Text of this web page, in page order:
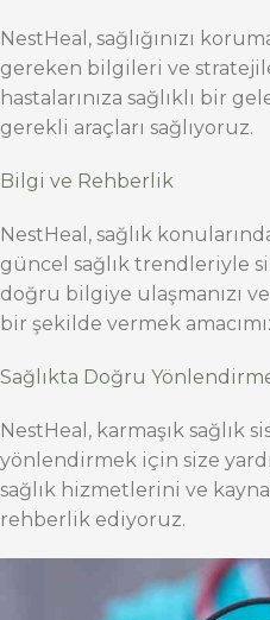
NestHeal, sağlığınızı
gereken bilgileri ve
hastalarınıza sağlıklı bir
gerekli araçları sağlıyoruz.
Bilgi ve Rehberlik
NestHeal, sağlık
güncel sağlık trendleriyle
doğru bilgiye ulaşmanızı
bir şekilde vermek
Sağlıkta Doğru
NestHeal, karmaşık sağlık
yönlendirmek için size
sağlık hizmetlerini ve
rehberlik ediyoruz.